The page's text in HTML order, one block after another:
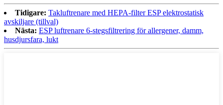
Tidigare: Takluftrenare med HEPA-filter ESP elektrostatisk
avskiljare (tillval)
Nästa: ESP luftrenare 6-stegsfiltrering för allergener, damm,
husdjursfara, lukt